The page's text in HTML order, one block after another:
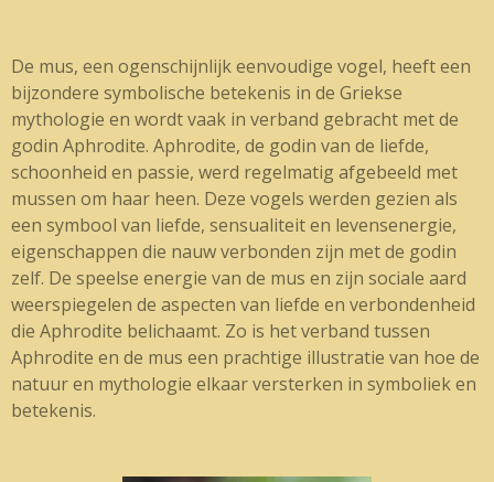
De mus, een ogenschijnlijk eenvoudige vogel, heeft een
bijzondere symbolische betekenis in de Griekse
mythologie en wordt vaak in verband gebracht met de
godin Aphrodite. Aphrodite, de godin van de liefde,
schoonheid en passie, werd regelmatig afgebeeld met
mussen om haar heen. Deze vogels werden gezien als
een symbool van liefde, sensualiteit en levensenergie,
eigenschappen die nauw verbonden zijn met de godin
zelf. De speelse energie van de mus en zijn sociale aard
weerspiegelen de aspecten van liefde en verbondenheid
die Aphrodite belichaamt. Zo is het verband tussen
Aphrodite en de mus een prachtige illustratie van hoe de
natuur en mythologie elkaar versterken in symboliek en
betekenis.